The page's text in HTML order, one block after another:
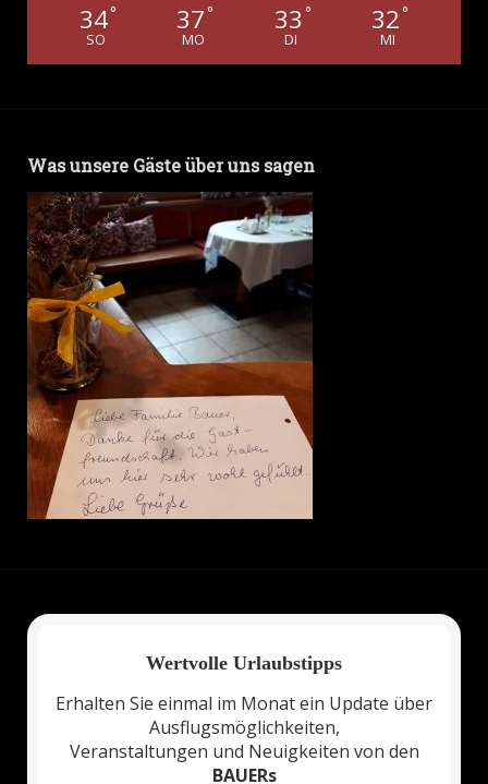
34°
SO
37 °
MO
33 °
DI
32 °
MI
Was unsere Gäste über uns sagen
Wertvolle Urlaubstipps
Erhalten Sie einmal im Monat ein Update über
Ausflugsmöglichkeiten,
Veranstaltungen und Neuigkeiten von den
BAUERs